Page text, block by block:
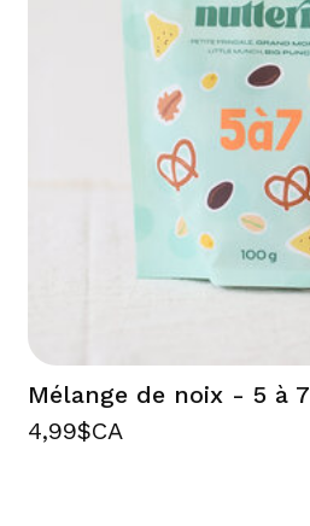
Mélange de noix - 5 à 7
4,99$CA